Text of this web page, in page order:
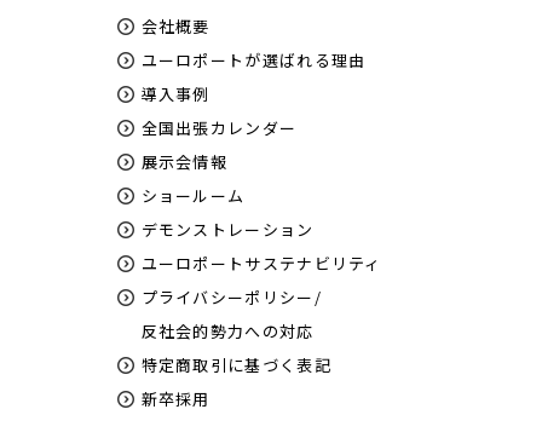
会社概要
ユーロポートが選ばれる理由
導入事例
全国出張カレンダー
展示会情報
ショールーム
デモンストレーション
ユーロポートサステナビリティ
プライバシーポリシー/
反社会的勢力への対応
特定商取引に基づく表記
新卒採用